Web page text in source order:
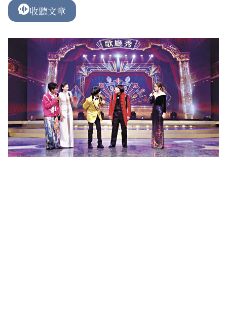
收聽文章